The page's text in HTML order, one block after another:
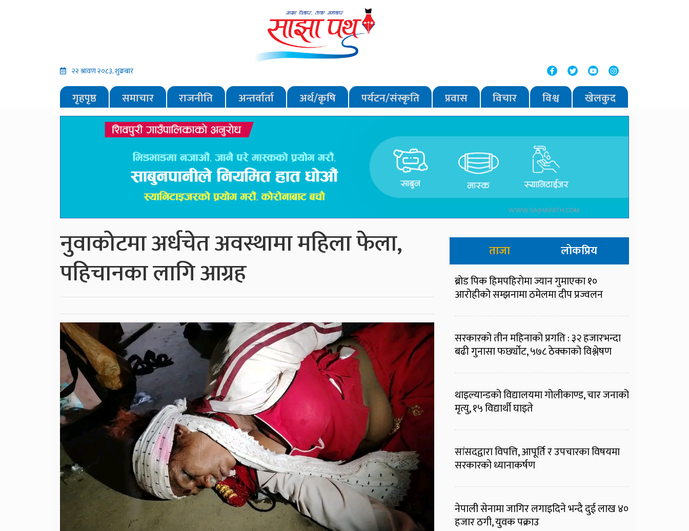
२२ श्रावण २०८३, शुक्रबार
गृहपृष्ठ समाचार राजनीति अन्तर्वार्ता अर्थ/कृषि पर्यटन/संस्कृति प्रवास विचार विश्व खेलकुद
नुवाकोटमा अर्धचेत अवस्थामा महिला फेला,
पहिचानका लागि आग्रह
ताजा लोकप्रिय
ब्रोड पिक हिमपहिरोमा ज्यान गुमाएका १०
आरोहीको सम्झनामा ठमेलमा दीप प्रज्वलन
सरकारको तीन महिनाको प्रगति : ३२ हजारभन्दा
बढी गुनासा फर्छ्योट, ५७८ ठेक्काको विश्लेषण
थाइल्यान्डको विद्यालयमा गोलीकाण्ड, चार जनाको
मृत्यु, १५ विद्यार्थी घाइते
सांसदद्वारा विपत्ति, आपूर्ति र उपचारका विषयमा
सरकारको ध्यानाकर्षण
नेपाली सेनामा जागिर लगाइदिने भन्दै दुई लाख ४०
हजार ठगी, युवक पक्राउ